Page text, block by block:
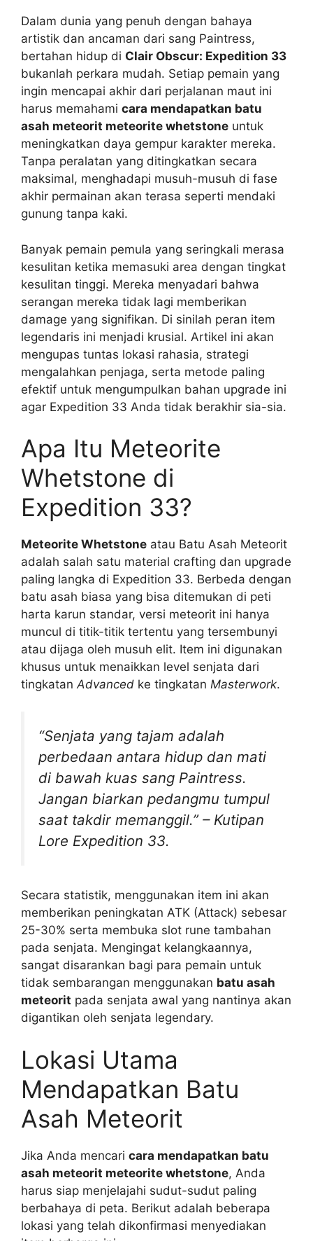
Dalam dunia yang penuh dengan bahaya
artistik dan ancaman dari sang Paintress,
bertahan hidup di Clair Obscur: Expedition 33
bukanlah perkara mudah. Setiap pemain yang
ingin mencapai akhir dari perjalanan maut ini
harus memahami cara mendapatkan batu
asah meteorit meteorite whetstone untuk
meningkatkan daya gempur karakter mereka.
Tanpa peralatan yang ditingkatkan secara
maksimal, menghadapi musuh-musuh di fase
akhir permainan akan terasa seperti mendaki
gunung tanpa kaki.
Banyak pemain pemula yang seringkali merasa
kesulitan ketika memasuki area dengan tingkat
kesulitan tinggi. Mereka menyadari bahwa
serangan mereka tidak lagi memberikan
damage yang signifikan. Di sinilah peran item
legendaris ini menjadi krusial. Artikel ini akan
mengupas tuntas lokasi rahasia, strategi
mengalahkan penjaga, serta metode paling
efektif untuk mengumpulkan bahan upgrade ini
agar Expedition 33 Anda tidak berakhir sia-sia.
Apa Itu Meteorite
Whetstone di
Expedition 33?
Meteorite Whetstone atau Batu Asah Meteorit
adalah salah satu material crafting dan upgrade
paling langka di Expedition 33. Berbeda dengan
batu asah biasa yang bisa ditemukan di peti
harta karun standar, versi meteorit ini hanya
muncul di titik-titik tertentu yang tersembunyi
atau dijaga oleh musuh elit. Item ini digunakan
khusus untuk menaikkan level senjata dari
tingkatanAdvanced ke tingkatan Masterwork.
“Senjata yang tajam adalah
perbedaan antara hidup dan mati
di bawah kuas sang Paintress.
Jangan biarkan pedangmu tumpul
saat takdir memanggil.” – Kutipan
Lore Expedition 33.
Secara statistik, menggunakan item ini akan
memberikan peningkatan ATK (Attack) sebesar
25-30% serta membuka slot rune tambahan
pada senjata. Mengingat kelangkaannya,
sangat disarankan bagi para pemain untuk
tidak sembarangan menggunakan batu asah
meteorit pada senjata awal yang nantinya akan
digantikan oleh senjata legendary.
Lokasi Utama
Mendapatkan Batu
Asah Meteorit
Jika Anda mencari cara mendapatkan batu
asah meteorit meteorite whetstone, Anda
harus siap menjelajahi sudut-sudut paling
berbahaya di peta. Berikut adalah beberapa
lokasi yang telah dikonfirmasi menyediakan